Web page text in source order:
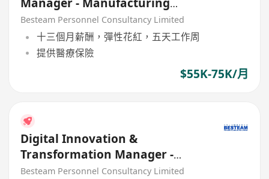
Automation (55K - 75K)
Besteam Personnel Consultancy Limited
十三個月薪酬，彈性花紅，五天工作周
提供醫療保險
$55K-75K/月
Digital Innovation &
Transformation Manager -
Manufacturing
Besteam Personnel Consultancy Limited